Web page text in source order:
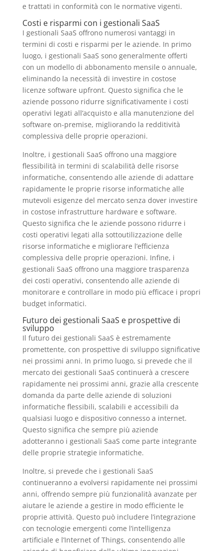
e trattati in conformità con le normative vigenti.
Costi e risparmi con i gestionali SaaS
I gestionali SaaS offrono numerosi vantaggi in
termini di costi e risparmi per le aziende. In primo
luogo, i gestionali SaaS sono generalmente offerti
con un modello di abbonamento mensile o annuale,
eliminando la necessità di investire in costose
licenze software upfront. Questo significa che le
aziende possono ridurre significativamente i costi
operativi legati all’acquisto e alla manutenzione del
software on-premise, migliorando la redditività
complessiva delle proprie operazioni.
Inoltre, i gestionali SaaS offrono una maggiore
flessibilità in termini di scalabilità delle risorse
informatiche, consentendo alle aziende di adattare
rapidamente le proprie risorse informatiche alle
mutevoli esigenze del mercato senza dover investire
in costose infrastrutture hardware e software.
Questo significa che le aziende possono ridurre i
costi operativi legati alla sottoutilizzazione delle
risorse informatiche e migliorare l’efficienza
complessiva delle proprie operazioni. Infine, i
gestionali SaaS offrono una maggiore trasparenza
dei costi operativi, consentendo alle aziende di
monitorare e controllare in modo più efficace i propri
budget informatici.
Futuro dei gestionali SaaS e prospettive di
sviluppo
Il futuro dei gestionali SaaS è estremamente
promettente, con prospettive di sviluppo significative
nei prossimi anni. In primo luogo, si prevede che il
mercato dei gestionali SaaS continuerà a crescere
rapidamente nei prossimi anni, grazie alla crescente
domanda da parte delle aziende di soluzioni
informatiche flessibili, scalabili e accessibili da
qualsiasi luogo e dispositivo connesso a internet.
Questo significa che sempre più aziende
adotteranno i gestionali SaaS come parte integrante
delle proprie strategie informatiche.
Inoltre, si prevede che i gestionali SaaS
continueranno a evolversi rapidamente nei prossimi
anni, offrendo sempre più funzionalità avanzate per
aiutare le aziende a gestire in modo efficiente le
proprie attività. Questo può includere l’integrazione
con tecnologie emergenti come l’intelligenza
artificiale e l’Internet of Things, consentendo alle